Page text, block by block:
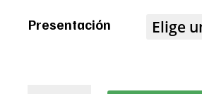
Presentación